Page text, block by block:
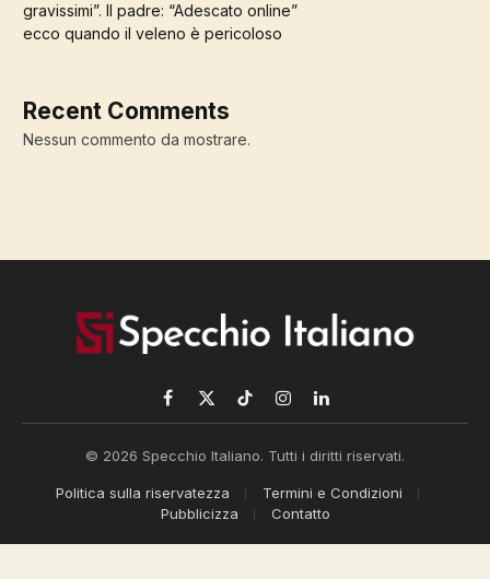
gravissimi”. Il padre: “Adescato online”
ecco quando il veleno è pericoloso
Recent Comments
Nessun commento da mostrare.
Facebook
X
TikTokInstagramLinkedIn
© 2026 Specchio Italiano. Tutti i diritti riservati.
Politica sulla riservatezza
Termini e Condizioni
Pubblicizza
Contatto